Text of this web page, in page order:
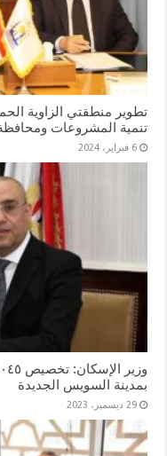
تطوير منطقتي الزاوية
تنمية المشروعات
6 فبراير، 2024
بمدينة السويس الجديدة
29 ديسمبر، 2023